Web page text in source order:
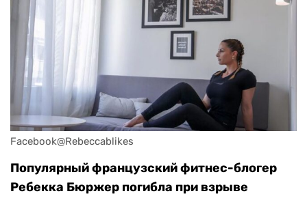
Facebook@Rebeccablikes
Популярный французский фитнес-блогер
Ребекка Бюржер погибла при взрыве